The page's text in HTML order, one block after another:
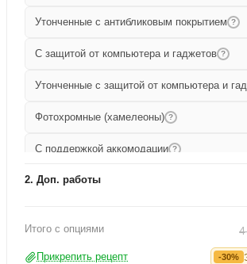
Утонченные с антибликовым покрытием ?
С защитой от компьютера и гаджетов ?
Фотохромные (хамелеоны) ?
С поддержкой аккомодации ?
Прогрессивные
2. Доп. работы
Итого с опциями
Прикрепить рецепт -30%